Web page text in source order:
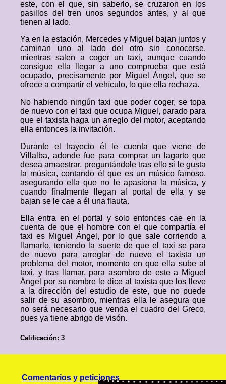
este, con el que, sin saberlo, se cruzaron en los
pasillos del tren unos segundos antes, y al que
tienen al lado.
Ya en la estación, Mercedes y Miguel bajan juntos y
caminan uno al lado del otro sin conocerse,
mientras salen a coger un taxi, aunque cuando
consigue ella llegar a uno comprueba que está
ocupado, precisamente por Miguel Ángel, que se
ofrece a compartir el vehículo, lo que ella rechaza.
No habiendo ningún taxi que poder coger, se topa
de nuevo con el taxi que ocupa Miguel, parado para
que el taxista haga un arreglo del motor, aceptando
ella entonces la invitación.
Durante el trayecto él le cuenta que viene de
Villalba, adonde fue para comprar un lagarto que
desea amaestrar, preguntándole tras ello si le gusta
la música, contando él que es un músico famoso,
asegurando ella que no le apasiona la música, y
cuando finalmente llegan al portal de ella y se
bajan se le cae a él una flauta.
Ella entra en el portal y solo entonces cae en la
cuenta de que el hombre con el que compartía el
taxi es Miguel Ángel, por lo que sale corriendo a
llamarlo, teniendo la suerte de que el taxi se para
de nuevo para arreglar de nuevo el taxista un
problema del motor, momento en que ella sube al
taxi, y tras llamar, para asombro de este a Miguel
Ángel por su nombre le dice al taxista que los lleve
a la dirección del estudio de este, que no puede
salir de su asombro, mientras ella le asegura que
no será necesario que venda el cuadro del Greco,
pues ya tiene abrigo de visón.
Calificación: 3
Comentarios y peticiones